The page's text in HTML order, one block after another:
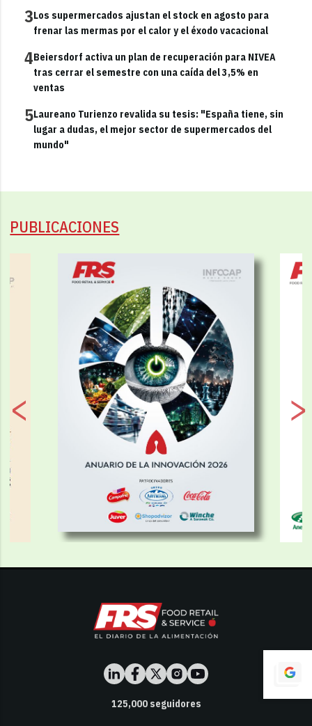
3Los supermercados ajustan el stock en agosto para
frenar las mermas por el calor y el éxodo vacacional
4Beiersdorf activa un plan de recuperación para NIVEA
tras cerrar el semestre con una caída del 3,5% en
ventas
5Laureano Turienzo revalida su tesis: "España tiene, sin
lugar a dudas, el mejor sector de supermercados del
mundo"
PUBLICACIONES
125,000seguidores